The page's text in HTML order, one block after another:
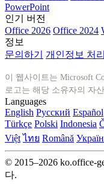
PowerPoint
인기 버전
Office 2026 Office 2024
정보
문의하기
개인정보 처
이 웹사이트는 Microsoft
로고는 해당 소유자의 자
Languages
English Русский Español
Türkçe Polski Indonesia
Việt ไทย Română
© 2015–2026 ko.office-
다.